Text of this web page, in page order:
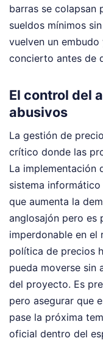
barras se colapsan
sueldos mínimos
vuelven un
concierto antes de
El control del
abusivos
La gestión de
crítico donde las
La implementación
sistema
que aumenta la
anglosajón pero es
imperdonable en el
política de precios
pueda moverse sin
del proyecto. Es
pero asegurar que
pase la próxima
oficial dentro del